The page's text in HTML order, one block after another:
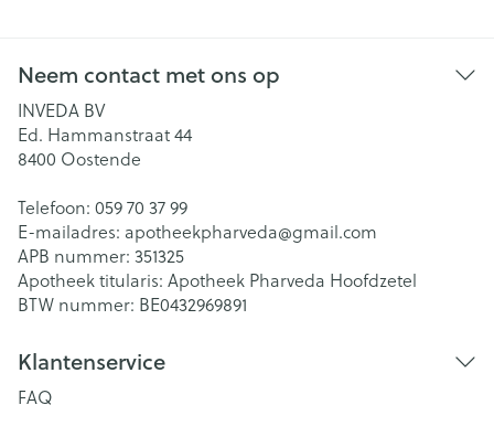
Neem contact met ons op
INVEDA BV
Ed. Hammanstraat 44
8400 Oostende
Telefoon: 059 70 37 99
E-mailadres: apotheekpharveda@gmail.com
APB nummer: 351325
Apotheek titularis: Apotheek Pharveda Hoofdzetel
BTW nummer: BE0432969891
Klantenservice
FAQ